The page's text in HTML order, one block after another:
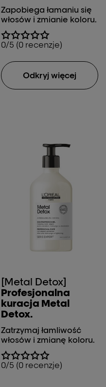
Zapobiega łamaniu się
włosów i zmianie koloru.
0/5 (0 recenzje)
Odkryj więcej
[Metal Detox]
Profesjonalna
kuracja Metal
Detox.
Zatrzymaj łamliwość
włosów i zmianę koloru.
0/5 (0 recenzje)